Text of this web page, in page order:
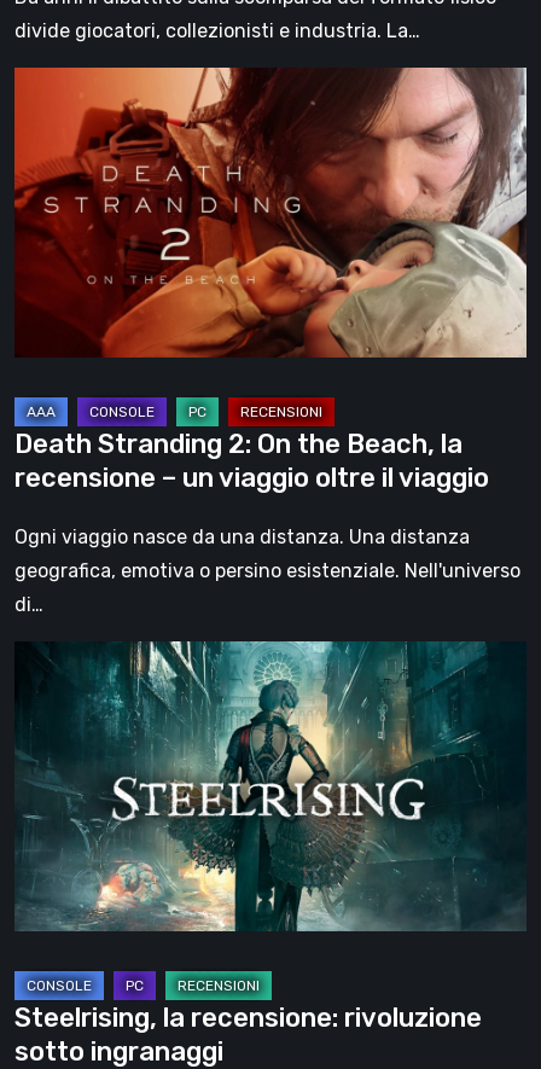
divide giocatori, collezionisti e industria. La…
Stranding
On
the
Beach,
recensione
–
viaggio
oltre
il
Death Stranding 2: On the Beach, la
recensione – un viaggio oltre il viaggio
Ogni viaggio nasce da una distanza. Una distanza
geografica, emotiva o persino esistenziale. Nell'universo
di…
Steelrising,
recensione:
rivoluzione
sotto
ingranaggi
Steelrising, la recensione: rivoluzione
sotto ingranaggi